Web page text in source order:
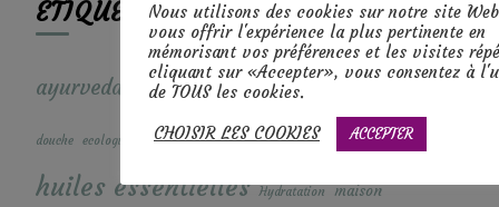
ÉTIQUETTES
ayurveda beurre cheveux corps diy
douche ecologique entretient fermentation homme huiles
huiles essentielles Hydratation maison
Nous utilisons des cookies sur notre site
vous offrir l'expérience la plus pertinente en
mémorisant vos préférences et les visites
cliquant sur «Accepter», vous consentez à
de TOUS les cookies.
CHOISIR LES COOKIES ACCEPTER